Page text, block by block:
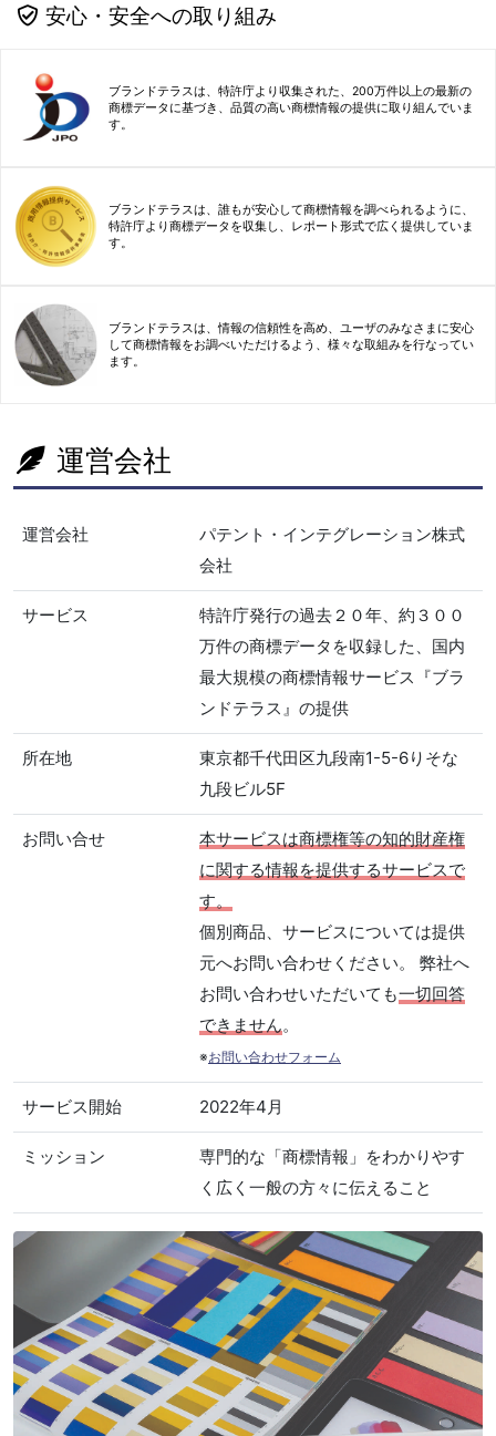
安心・安全への取り組み
ブランドテラスは、特許庁より収集された、200万件以上の最新の
商標データに基づき、品質の高い商標情報の提供に取り組んでいま
す。
ブランドテラスは、誰もが安心して商標情報を調べられるように、
特許庁より商標データを収集し、レポート形式で広く提供していま
す。
ブランドテラスは、情報の信頼性を高め、ユーザのみなさまに安心
して商標情報をお調べいただけるよう、様々な取組みを行なってい
ます。
運営会社
運営会社
パテント・インテグレーション株式
会社
サービス
特許庁発行の過去２０年、約３００
万件の商標データを収録した、国内
最大規模の商標情報サービス『ブラ
ンドテラス』の提供
所在地
東京都千代田区九段南1-5-6りそな
九段ビル5F
お問い合せ
本サービスは商標権等の知的財産権
に関する情報を提供するサービスで
す。
個別商品、サービスについては提供
元へお問い合わせください。 弊社へ
お問い合わせいただいても一切回答
できません。
※お問い合わせフォーム
サービス開始 2022年4月
ミッション
専門的な「商標情報」をわかりやす
く広く一般の方々に伝えること